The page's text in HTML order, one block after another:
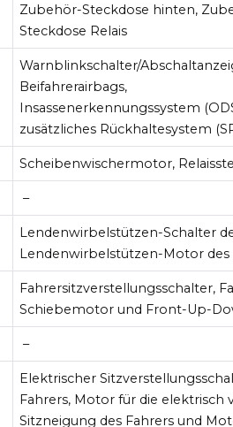
Zubehör-Steckdose hinten,
Steckdose Relais
Warnblinkschalter/
Beifahrerairbags,
Insassenerkennungssystem
zusätzliches Rückhaltesystem
Scheibenwischermotor,
–
Lendenwirbelstützen-Schalter
Lendenwirbelstützen-Motor des
Fahrersitzverstellungsschalter,
Schiebemotor und Front-Up-
–
Elektrischer
Fahrers, Motor für die elektrisch
Sitzneigung des Fahrers und